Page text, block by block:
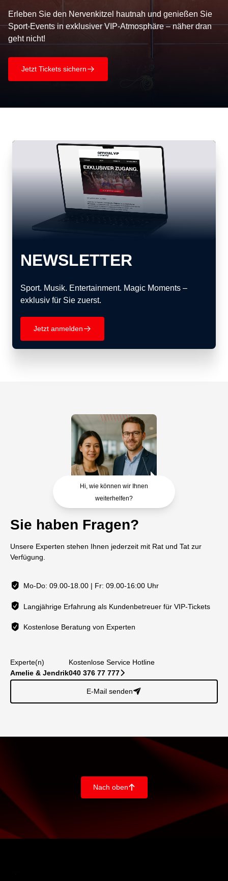
Erleben Sie den Nervenkitzel hautnah und genießen Sie
Sport-Events in exklusiver VIP-Atmosphäre – näher dran
geht nicht!
Jetzt Tickets sichern􀄫
NEWSLETTER
Sport. Musik. Entertainment. Magic Moments –
exklusiv für Sie zuerst.
Jetzt anmelden􀄫
Hi, wie können wir Ihnen
weiterhelfen?
Sie haben Fragen?
Unsere Experten stehen Ihnen jederzeit mit Rat und Tat zur
Verfügung.
Mo-Do: 09.00-18.00 | Fr: 09.00-16:00 Uhr
Langjährige Erfahrung als Kundenbetreuer für VIP-Tickets
Kostenlose Beratung von Experten
Experte(n)
Amelie & Jendrik
Kostenlose Service Hotline
040 376 77 777􀆊
E-Mail senden􀈠
Nach oben􀄨